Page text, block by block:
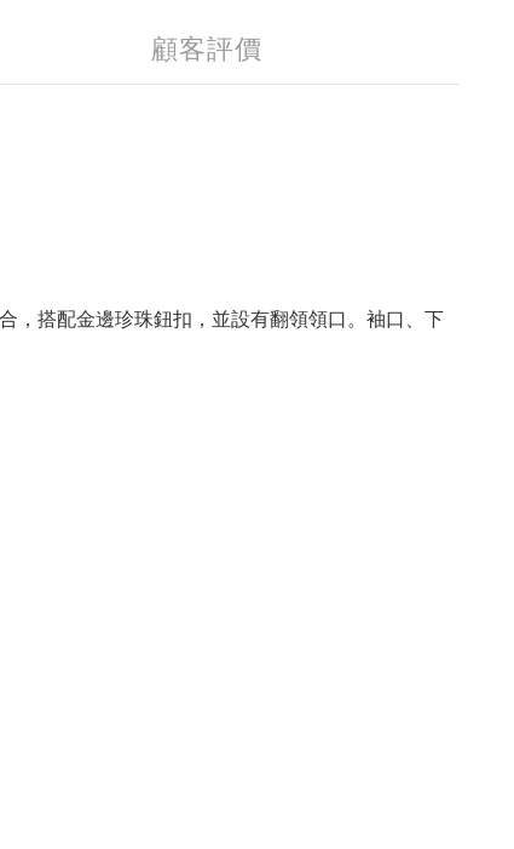
顧客評價
，搭配金邊珍珠鈕扣，並設有翻領領口。袖口、下